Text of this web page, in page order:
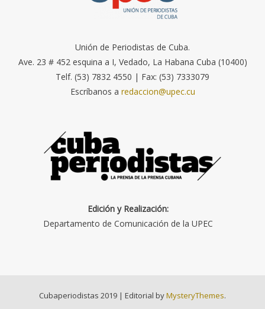
Unión de Periodistas de Cuba.
Ave. 23 # 452 esquina a I, Vedado, La Habana Cuba (10400)
Telf. (53) 7832 4550 | Fax: (53) 7333079
Escríbanos a redaccion@upec.cu
Edición y Realización:
Departamento de Comunicación de la UPEC
Cubaperiodistas 2019 | Editorial byMysteryThemes.